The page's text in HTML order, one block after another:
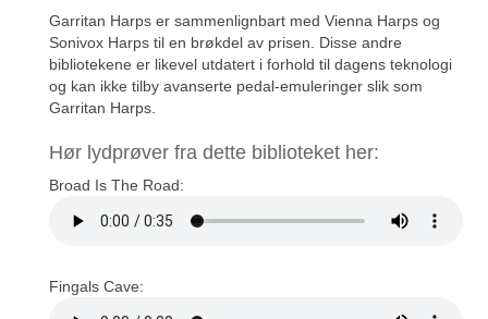
Garritan Harps er sammenlignbart med Vienna Harps og
Sonivox Harps til en brøkdel av prisen. Disse andre
bibliotekene er likevel utdatert i forhold til dagens teknologi
og kan ikke tilby avanserte pedal-emuleringer slik som
Garritan Harps.
Hør lydprøver fra dette biblioteket her:
Broad Is The Road:
Fingals Cave: